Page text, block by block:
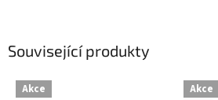
Související produkty
Akce
Akce